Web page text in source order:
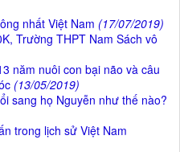
nhất Việt Nam (17/07/2019)
Trường THPT Nam Sách vô
năm nuôi con bại não và câu
(13/05/2019)
sang họ Nguyễn như thế nào?
trong lịch sử Việt Nam